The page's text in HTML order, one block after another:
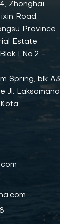
Zhonghai
Road,
Province
Estate
I No.2 -
Spring, blk A3
Jl. Laksamana